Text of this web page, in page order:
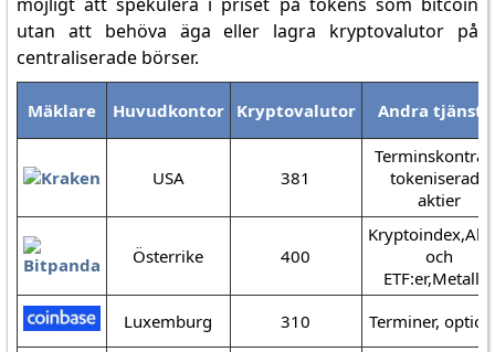
utan att behöva äga eller lagra kryptovalutor på
centraliserade börser.
Mäklare Huvudkontor Kryptovalutor Andra
USA 381
tokeniserade
aktier
Österrike 400
och
ETF:er,Metaller
Luxemburg
310 Terminer,